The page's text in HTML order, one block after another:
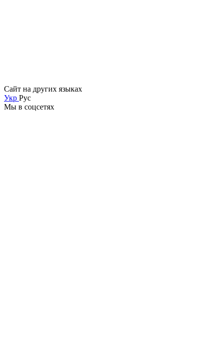
Сайт на других языках
Укр Рус
Мы в соцсетях